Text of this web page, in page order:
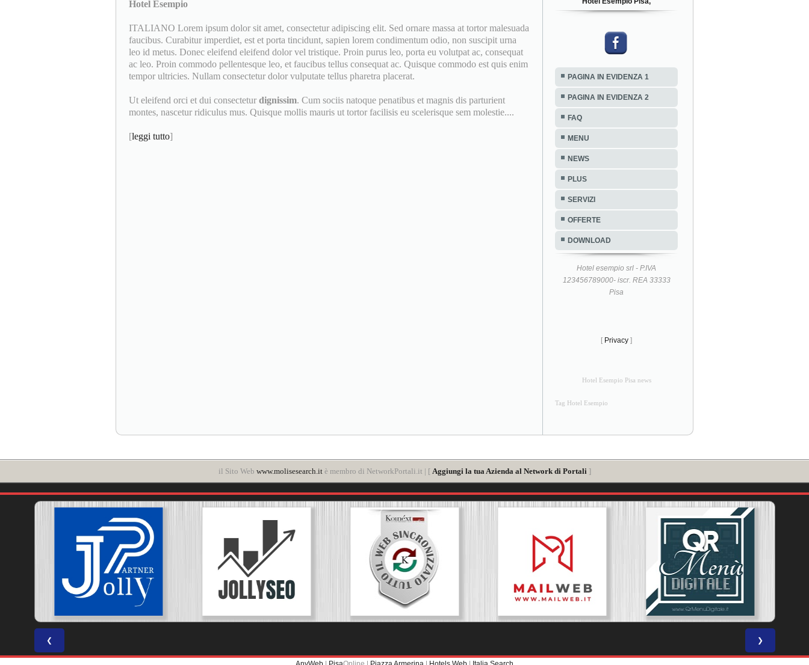
Hotel Esempio
ITALIANO Lorem ipsum dolor sit amet, consectetur adipiscing elit. Sed ornare massa at tortor malesuada
faucibus. Curabitur imperdiet, est et porta tincidunt, sapien lorem condimentum odio, non suscipit urna
leo id metus. Donec eleifend eleifend dolor vel tristique. Proin purus leo, porta eu volutpat ac, consequat
ac leo. Proin commodo pellentesque leo, et faucibus tellus consequat ac. Quisque commodo est quis enim
tempor ultricies. Nullam consectetur dolor vulputate tellus pharetra placerat.
Ut eleifend orci et dui consectetur dignissim. Cum sociis natoque penatibus et magnis dis parturient
montes, nascetur ridiculus mus. Quisque mollis mauris ut tortor facilisis eu scelerisque sem molestie....
[leggi tutto]
PAGINA IN EVIDENZA 1
PAGINA IN EVIDENZA 2
FAQ
MENU
NEWS
PLUS
SERVIZI
OFFERTE
DOWNLOAD
Hotel esempio srl - P.IVA
123456789000- iscr. REA 33333
Pisa
[ Privacy ]
Hotel Esempio Pisa news
Tag Hotel Esempio
il Sito Web www.molisesearch.itè membro di NetworkPortali.it | [ Aggiungi la tua Azienda al Network di Portali ]
❮ ❯